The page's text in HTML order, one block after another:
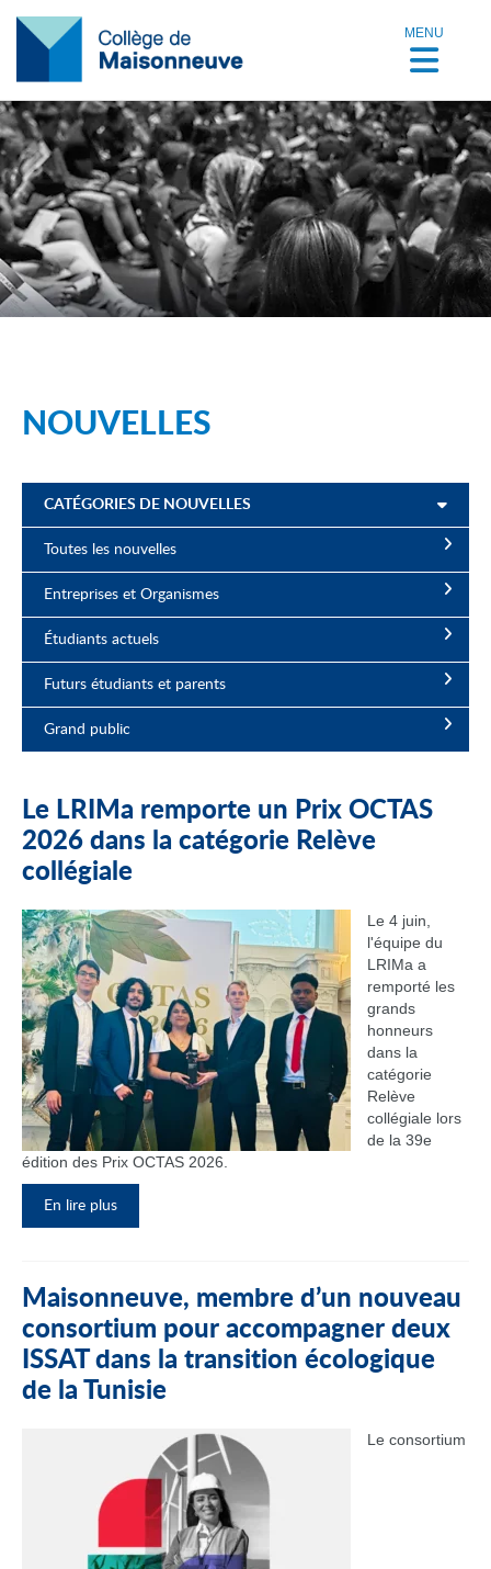
MENU
NOUVELLES
CATÉGORIES DE NOUVELLES
Toutes les nouvelles
Entreprises et Organismes
Étudiants actuels
Futurs étudiants et parents
Grand public
Le LRIMa remporte un Prix OCTAS
2026 dans la catégorie Relève
collégiale
Le 4 juin,
l'équipe du
LRIMa a
remporté les
grands
honneurs
dans la
catégorie
Relève
collégiale lors
de la 39e
édition des Prix OCTAS 2026.
En lire plus
Maisonneuve, membre d’un nouveau
consortium pour accompagner deux
ISSAT dans la transition écologique
de la Tunisie
Le consortium